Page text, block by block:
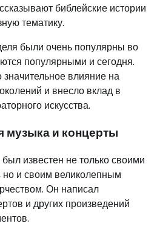
библейские истории
тематику.
были очень популярны во
популярными и сегодня.
значительное влияние на
и внесло вклад в
искусства.
музыка и концерты
известен не только своими
и своим великолепным
Он написал
и других произведений